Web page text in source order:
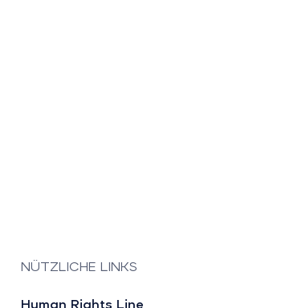
NÜTZLICHE LINKS
Human Rights Line